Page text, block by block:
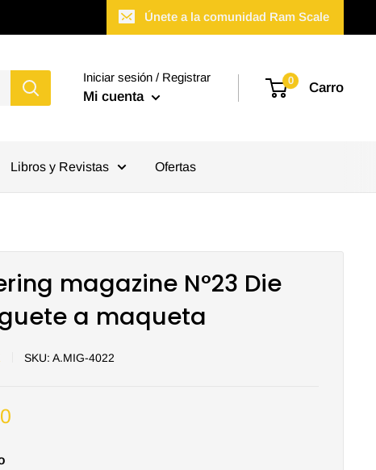
Únete a la comunidad Ram Scale
Iniciar sesión / Registrar
Mi cuenta
0 Carro
Libros y Revistas Ofertas
magazine N°23 Die
a maqueta
SKU: A.MIG-4022